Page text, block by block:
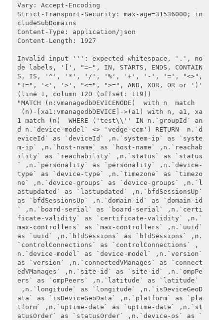
Vary: Accept-Encoding
Strict-Transport-Security: max-age=31536000; in
cludeSubDomains
Content-Type: application/json
Content-Length: 1927
Invalid input ''': expected whitespace, '.', no
de labels, '[', "=~", IN, STARTS, ENDS, CONTAIN
S, IS, '^', '*', '/', '%', '+', '-', '=', "<>",
"!=", '<', '>', "<=", ">=", AND, XOR, OR or ')'
(line 1, column 120 (offset: 119))
"MATCH (n:vmanagedbDEVICENODE)  with n  match
(n)-[xa1:vmanagedbDEVICE]->(a1) with n, a1, xa
1 match (n)  WHERE ('test\\'' IN n.`groupId` an
d n.`device-model` <> 'vedge-ccm') RETURN  n.`d
eviceId` as `deviceId` ,n.`system-ip` as `syste
m-ip` ,n.`host-name` as `host-name` ,n.`reachab
ility` as `reachability` ,n.`status` as `status
` ,n.`personality` as `personality` ,n.`device-
type` as `device-type` ,n.`timezone` as `timezo
ne` ,n.`device-groups` as `device-groups` ,n.`l
astupdated` as `lastupdated` ,n.`bfdSessionsUp`
as `bfdSessionsUp` ,n.`domain-id` as `domain-id
` ,n.`board-serial` as `board-serial` ,n.`certi
ficate-validity` as `certificate-validity` ,n.`
max-controllers` as `max-controllers` ,n.`uuid`
as `uuid` ,n.`bfdSessions` as `bfdSessions` ,n.
`controlConnections` as `controlConnections` ,
n.`device-model` as `device-model` ,n.`version`
as `version` ,n.`connectedVManages` as `connect
edVManages` ,n.`site-id` as `site-id` ,n.`ompPe
ers` as `ompPeers` ,n.`latitude` as `latitude`
,n.`longitude` as `longitude` ,n.`isDeviceGeoD
ata` as `isDeviceGeoData` ,n.`platform` as `pla
tform` ,n.`uptime-date` as `uptime-date` ,n.`st
atusOrder` as `statusOrder` ,n.`device-os` as `